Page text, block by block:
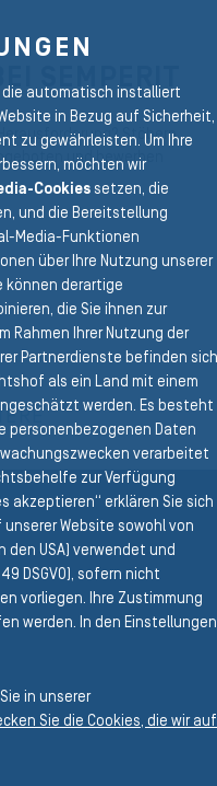
SEMPERIT
Stöbern
und bewerben
die automatisch installiert
in Bezug auf Sicherheit,
zu gewährleisten. Um Ihre
möchten wir
Cookiessetzen, die
und die Bereitstellung
Media-Funktionen
über Ihre Nutzung unserer
können derartige
die Sie ihnen zur
Rahmen Ihrer Nutzung der
Partnerdienste befinden sich
als ein Land mit einem
werden. Es besteht
personenbezogenen Daten
verarbeitet
zur Verfügung
akzeptieren“ erklären Sie sich
Website sowohl von
USA) verwendet und
DSGVO), sofern nicht
vorliegen. Ihre Zustimmung
werden. In den Einstellungen
in unserer
Sie die Cookies, die wir auf